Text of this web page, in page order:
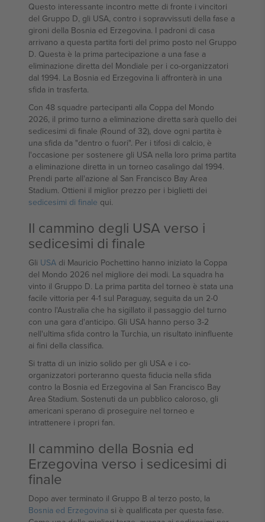
Questo interessante incontro mette di fronte i vincitori
del Gruppo D, gli USA, contro i sopravvissuti della fase a
gironi della Bosnia ed Erzegovina. I padroni di casa
arrivano a questa partita forti del primo posto nel Gruppo
D. Questa è la prima partecipazione a una fase a
eliminazione diretta del Mondiale per i co-organizzatori
dal 1994. La Bosnia ed Erzegovina li affronterà in una
sfida in trasferta.
Con 48 squadre partecipanti alla Coppa del Mondo
2026, il primo turno a eliminazione diretta sarà quello dei
sedicesimi di finale (Round of 32), dove ogni partita è
una sfida da "dentro o fuori". Per i tifosi di calcio, è
l'occasione per sostenere gli USA nella loro prima partita
a eliminazione diretta in un torneo casalingo dal 1994.
Prendi parte all'azione al San Francisco Bay Area
Stadium. Ottieni il miglior prezzo per i biglietti dei
sedicesimi di finale qui.
Il cammino degli USA verso i
sedicesimi di finale
Gli USA di Mauricio Pochettino hanno iniziato la Coppa
del Mondo 2026 nel migliore dei modi. La squadra ha
vinto il Gruppo D. La prima partita del torneo è stata una
facile vittoria per 4-1 sul Paraguay, seguita da un 2-0
contro l'Australia che ha sigillato il passaggio del turno
con una gara d'anticipo. Gli USA hanno perso 3-2
nell'ultima sfida contro la Turchia, un risultato ininfluente
ai fini della classifica.
Si tratta di un inizio solido per gli USA e i co-
organizzatori porteranno questa fiducia nella sfida
contro la Bosnia ed Erzegovina al San Francisco Bay
Area Stadium. Sostenuti da un pubblico caloroso, gli
americani sperano di proseguire nel torneo e
intrattenere i propri fan.
Il cammino della Bosnia ed
Erzegovina verso i sedicesimi di
finale
Dopo aver terminato il Gruppo B al terzo posto, la
Bosnia ed Erzegovina si è qualificata per questa fase.